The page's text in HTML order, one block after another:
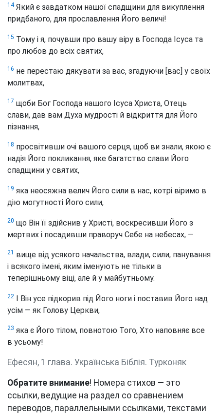
14Який є завдатком нашої спадщини для викуплення
придбаного, для прославлення Його величі!
15 Тому і я, почувши про вашу віру в Господа Ісуса та
про любов до всіх святих,
16 не перестаю дякувати за вас, згадуючи [вас] у своїх
молитвах,
17 щоби Бог Господа нашого Ісуса Христа, Отець
слави, дав вам Духа мудрості й відкриття для Його
пізнання,
18 просвітивши очі вашого серця, щоб ви знали, якою є
надія Його покликання, яке багатство слави Його
спадщини у святих,
19 яка неосяжна велич Його сили в нас, котрі віримо в
дію могутності Його сили,
20 що Він її здійснив у Христі, воскресивши Його з
мертвих і посадивши праворуч Себе на небесах, —
21 вище від усякого начальства, влади, сили, панування
і всякого імені, яким іменують не тільки в
теперішньому віці, але й у майбутньому.
22 І Він усе підкорив під Його ноги і поставив Його над
усім — як Голову Церкви,
23 яка є Його тілом, повнотою Того, Хто наповняє все
в усьому!
Ефесян, 1 глава. Українська Біблія. Турконяк
Обратите внимание! Номера стихов — это
ссылки, ведущие на раздел со сравнением
переводов, параллельными ссылками, текстами